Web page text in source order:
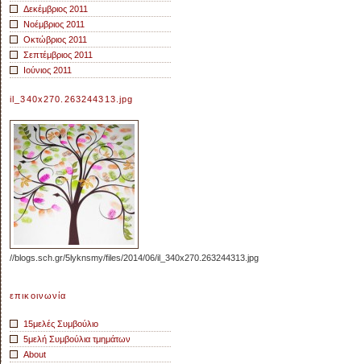
Δεκέμβριος 2011
Νοέμβριος 2011
Οκτώβριος 2011
Σεπτέμβριος 2011
Ιούνιος 2011
il_340x270.263244313.jpg
//blogs.sch.gr/5lyknsmy/files/2014/06/il_340x270.263244313.jpg
επικοινωνία
15μελές Συμβούλιο
5μελή Συμβούλια τμημάτων
About